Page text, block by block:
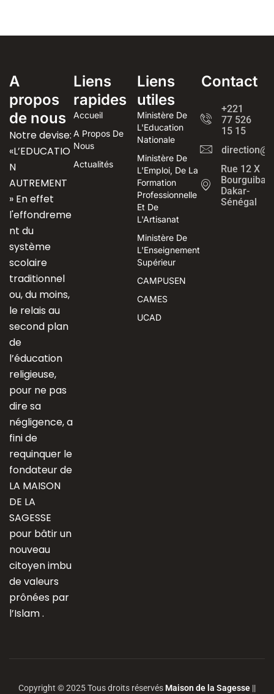
A
propos
de nous
Notre devise:
«L’EDUCATIO
N
AUTREMENT
» En effet
l'effondreme
nt du
système
scolaire
traditionnel
ou, du moins,
le relais au
second plan
de
l’éducation
religieuse,
pour ne pas
dire sa
négligence, a
fini de
requinquer le
fondateur de
LA MAISON
DE LA
SAGESSE
pour bâtir un
nouveau
citoyen imbu
de valeurs
prônées par
l’Islam .
Liens
rapides
Accueil
A Propos De
Nous
Actualités
Liens
utiles
Ministère De
L'Education
Nationale
Ministère De
L'Emploi, De La
Formation
Professionnelle
Et De
L'Artisanat
Ministère De
L'Enseignement
Supérieur
CAMPUSEN
CAMES
UCAD
Contact
+221
77 526
15 15
Rue 12 X
Bourguiba
Dakar-
Sénégal
Copyright © 2025 Tous droits réservés Maison de la Sagesse ||